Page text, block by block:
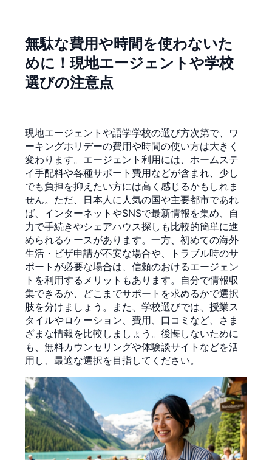
無駄な費用や時間を使わないた
めに！現地エージェントや学校
選びの注意点
現地エージェントや語学学校の選び方次第で、ワ
ーキングホリデーの費用や時間の使い方は大きく
変わります。エージェント利用には、ホームステ
イ手配料や各種サポート費用などが含まれ、少し
でも負担を抑えたい方には高く感じるかもしれま
せん。ただ、日本人に人気の国や主要都市であれ
ば、インターネットやSNSで最新情報を集め、自
力で手続きやシェアハウス探しも比較的簡単に進
められるケースがあります。一方、初めての海外
生活・ビザ申請が不安な場合や、トラブル時のサ
ポートが必要な場合は、信頼のおけるエージェン
トを利用するメリットもあります。自分で情報収
集できるか、どこまでサポートを求めるかで選択
肢を分けましょう。また、学校選びでは、授業ス
タイルやロケーション、費用、口コミなど、さま
ざまな情報を比較しましょう。後悔しないために
も、無料カウンセリングや体験談サイトなどを活
用し、最適な選択を目指してください。